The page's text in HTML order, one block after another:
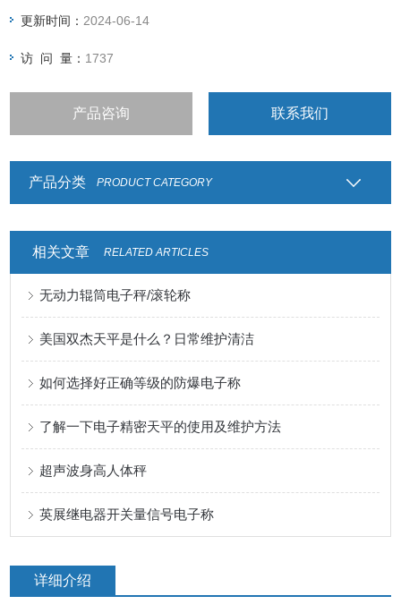
更新时间： 2024-06-14
访 问 量： 1737
产品咨询 联系我们
产品分类 PRODUCT CATEGORY
相关文章 RELATED ARTICLES
无动力辊筒电子秤/滚轮称
美国双杰天平是什么？日常维护清洁
如何选择好正确等级的防爆电子称
了解一下电子精密天平的使用及维护方法
超声波身高人体秤
英展继电器开关量信号电子称
详细介绍